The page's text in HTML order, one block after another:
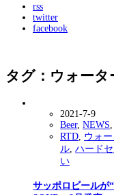
rss
twitter
facebook
タグ：ウォータ
2021-7-9
Beer, NEWS
RTD ウォ
ル ハード
い
サッポロビールが